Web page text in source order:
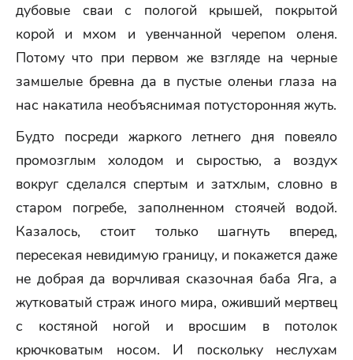
дубовые сваи с пологой крышей, покрытой
корой и мхом и увенчанной черепом оленя.
Потому что при первом же взгляде на черные
замшелые бревна да в пустые оленьи глаза на
нас накатила необъяснимая потусторонняя жуть.
Будто посреди жаркого летнего дня повеяло
промозглым холодом и сыростью, а воздух
вокруг сделался спертым и затхлым, словно в
старом погребе, заполненном стоячей водой.
Казалось, стоит только шагнуть вперед,
пересекая невидимую границу, и покажется даже
не добрая да ворчливая сказочная баба Яга, а
жутковатый страж иного мира, оживший мертвец
с костяной ногой и вросшим в потолок
крючковатым носом. И поскольку неслухам